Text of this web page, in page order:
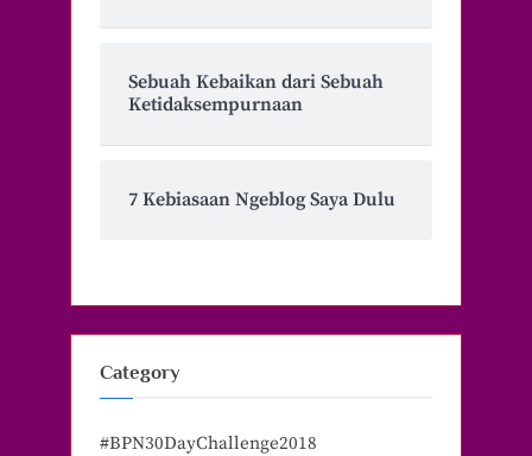
Sebuah Kebaikan dari Sebuah
Ketidaksempurnaan
7 Kebiasaan Ngeblog Saya Dulu
Category
#BPN30DayChallenge2018